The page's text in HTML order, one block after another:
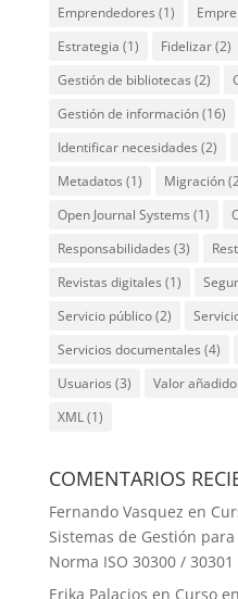
Emprendedores (1)
Estrategia (1) Fidelizar(2)
Gestión de bibliotecas (2)
Gestión de información(16)
Identificar necesidades (2)
Metadatos (1) Migración
Open Journal Systems (1)
Responsabilidades (3)
Revistas digitales (1)
Servicio público(2)
Servicios documentales (4)
Usuarios (3) Valor añadido
XML(1)
COMENTARIOS
Fernando Vasquez en
Sistemas de Gestión
Norma ISO 30300 / 30301
Erika Palacios en Curso